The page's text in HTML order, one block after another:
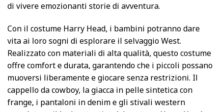
di vivere emozionanti storie di avventura.
Con il costume Harry Head, i bambini potranno dare
vita ai loro sogni di esplorare il selvaggio West.
Realizzato con materiali di alta qualità, questo costume
offre comfort e durata, garantendo che i piccoli possano
muoversi liberamente e giocare senza restrizioni. Il
cappello da cowboy, la giacca in pelle sintetica con
frange, i pantaloni in denim e gli stivali western